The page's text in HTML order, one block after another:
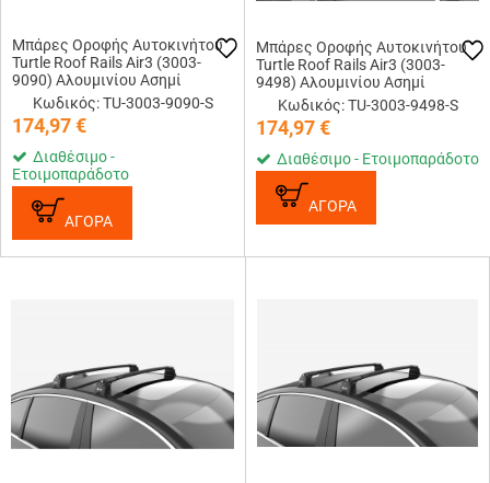
Μπάρες Οροφής Αυτοκινήτου
Turtle Roof Rails Air3 (3003-
9090) Αλουμινίου Ασημί
Κωδικός: TU-3003-9090-S
174,97€
Διαθέσιμο -
Ετοιμοπαράδοτο
ΑΓΟΡΑ
Μπάρες Οροφής Αυτοκινήτου
Turtle Roof Rails Air3 (3003-
9498) Αλουμινίου Ασημί
Κωδικός: TU-3003-9498-S
174,97€
Διαθέσιμο - Ετοιμοπαράδοτο
ΑΓΟΡΑ